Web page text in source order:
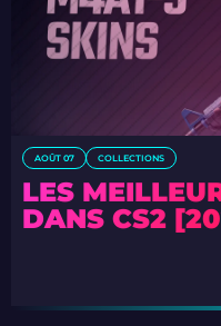
AOÛT 07 COLLECTIONS
LES
DANS CS2